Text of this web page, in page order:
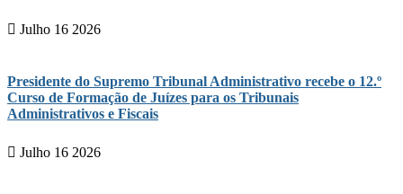
Julho 16 2026
Presidente do Supremo Tribunal Administrativo recebe o 12.º
Curso de Formação de Juízes para os Tribunais
Administrativos e Fiscais
Julho 16 2026